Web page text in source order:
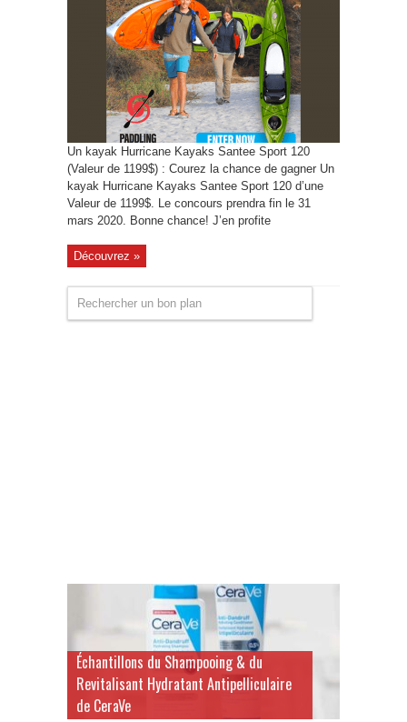
Un kayak Hurricane Kayaks Santee Sport 120
(Valeur de 1199$) : Courez la chance de gagner Un
kayak Hurricane Kayaks Santee Sport 120 d’une
Valeur de 1199$. Le concours prendra fin le 31
mars 2020. Bonne chance! J’en profite
Découvrez »
Échantillons du Shampooing & du
Revitalisant Hydratant Antipelliculaire
de CeraVe